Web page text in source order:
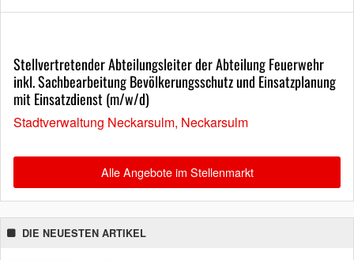
Stellvertretender Abteilungsleiter der Abteilung Feuerwehr
inkl. Sachbearbeitung Bevölkerungsschutz und Einsatzplanung
mit Einsatzdienst (m/w/d)
Stadtverwaltung Neckarsulm, Neckarsulm
Alle Angebote im Stellenmarkt
DIE NEUESTEN ARTIKEL